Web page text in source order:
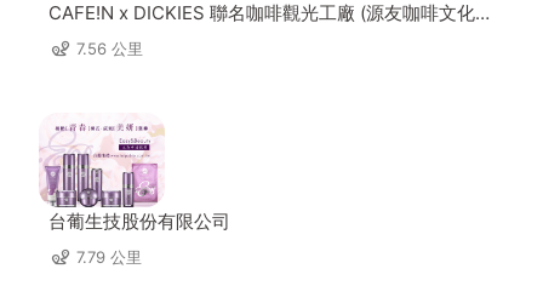
CAFE!N x DICKIES 聯名咖啡觀光工廠 (源友咖啡文化園
區) 7.56 公里
台葡生技股份有限公司
7.79 公里